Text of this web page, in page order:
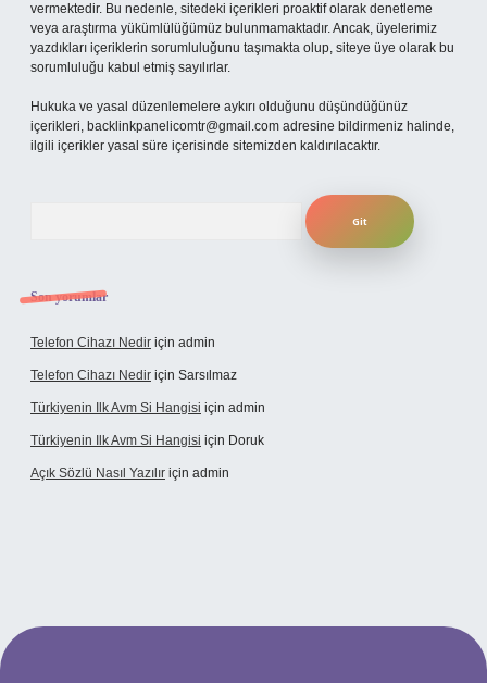
vermektedir. Bu nedenle, sitedeki içerikleri proaktif olarak denetleme
veya araştırma yükümlülüğümüz bulunmamaktadır. Ancak, üyelerimiz
yazdıkları içeriklerin sorumluluğunu taşımakta olup, siteye üye olarak bu
sorumluluğu kabul etmiş sayılırlar.
Hukuka ve yasal düzenlemelere aykırı olduğunu düşündüğünüz
içerikleri, backlinkpanelicomtr@gmail.com adresine bildirmeniz halinde,
ilgili içerikler yasal süre içerisinde sitemizden kaldırılacaktır.
Son yorumlar
Telefon Cihazı Nedir için admin
Telefon Cihazı Nedir için Sarsılmaz
Türkiyenin Ilk Avm Si Hangisi için admin
Türkiyenin Ilk Avm Si Hangisi için Doruk
Açık Sözlü Nasıl Yazılır için admin